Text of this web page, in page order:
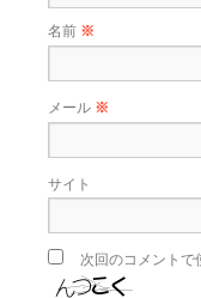
名前 ※
メール ※
サイト
次回のコメント